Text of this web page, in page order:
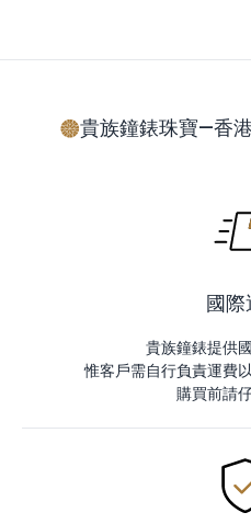
貴族鐘錶珠寶—香
國際
貴族鐘錶提供
惟客戶需自行負責運費
購買前請